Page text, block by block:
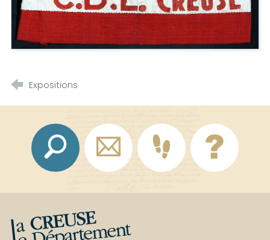
Expositions
La Creuse, le département